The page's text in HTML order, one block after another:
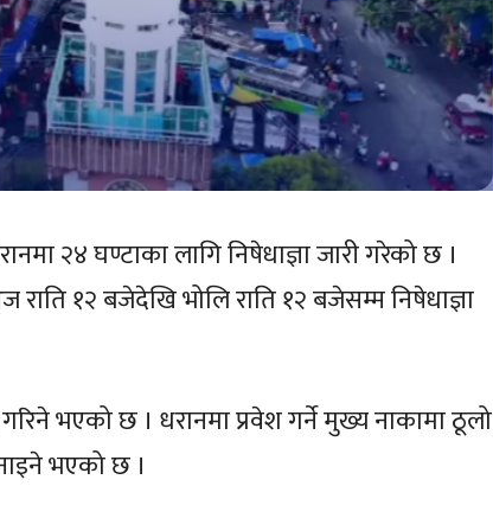
२४ घण्टाका लागि निषेधाज्ञा जारी गरेको छ ।
१२ बजेदेखि भोलि राति १२ बजेसम्म निषेधाज्ञा
भएको छ । धरानमा प्रवेश गर्ने मुख्य नाकामा ठूलो
भएको छ ।